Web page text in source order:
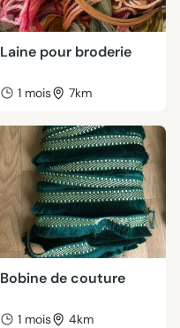
Laine pour broderie
1 mois 7km
Bobine de couture
1 mois 4km